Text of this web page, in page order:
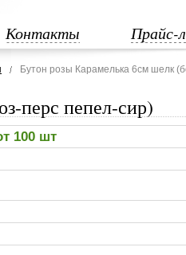
Контакты Прайс-
Бутон розы Карамелька 6см шелк
перс пепел-сир)
100 шт